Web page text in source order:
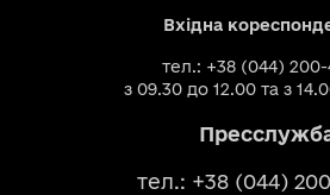
Вхідна
тел.: +38 (044) 200-
з 09.30 до 12.00 та з
тел.: +38 (044)